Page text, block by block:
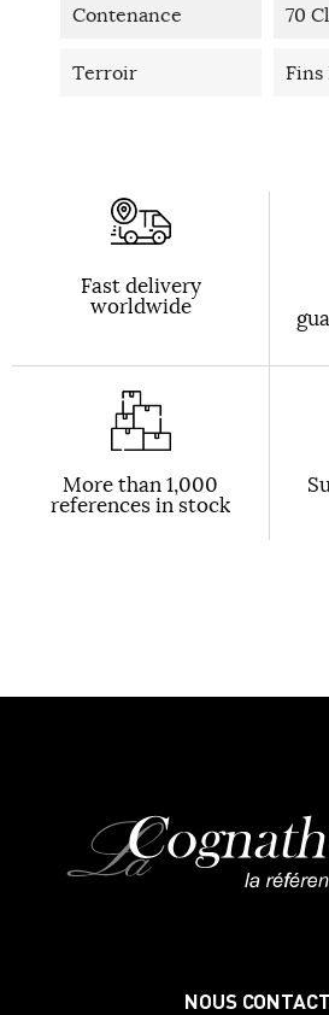
Contenance 70 Cl
Terroir Fins
Fast delivery
worldwide
More than 1,000
references in stock
NOUS